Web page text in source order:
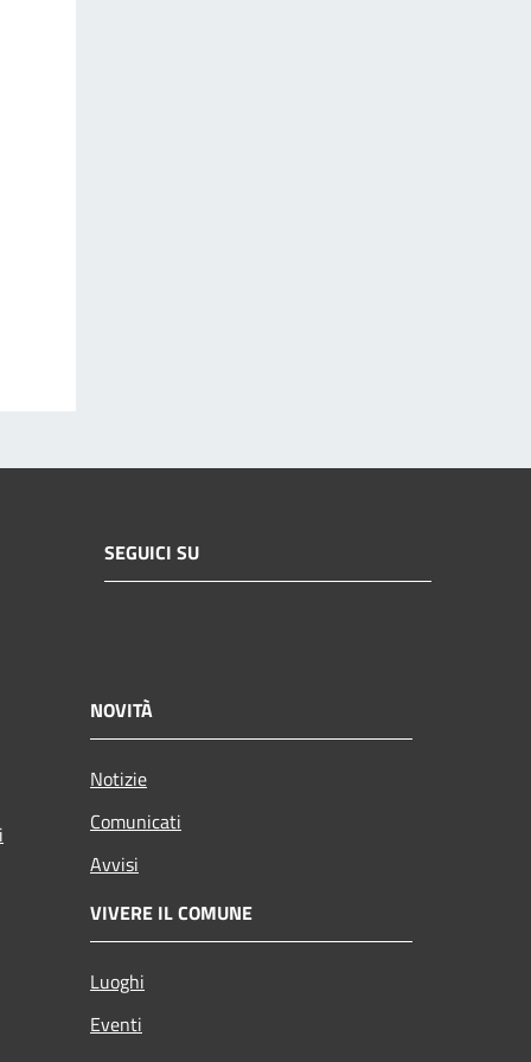
SEGUICI SU
NOVITÀ
Notizie
Comunicati
Avvisi
VIVERE IL COMUNE
Luoghi
Eventi